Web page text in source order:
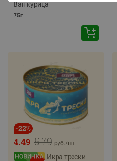
Ван курица
75г
-22%
5.79
4.49 руб./шт
Икра трески